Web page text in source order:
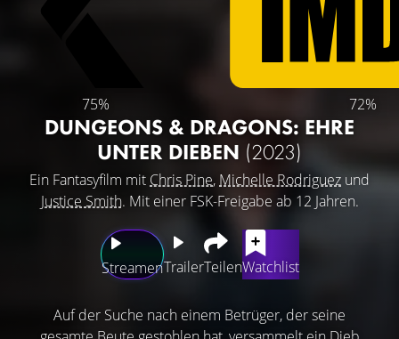
75% 72%
DUNGEONS & DRAGONS: EHRE
UNTER DIEBEN (2023)
Ein Fantasyfilm mit Chris Pine, Michelle Rodriguez und
Justice Smith. Mit einer FSK-Freigabe ab 12 Jahren.
StreamenTrailerTeilenWatchlist
Auf der Suche nach einem Betrüger, der seine